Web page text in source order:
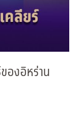
องอิหร่าน